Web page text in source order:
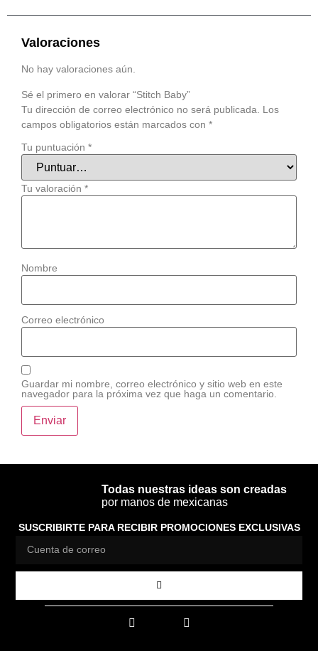
Valoraciones
No hay valoraciones aún.
Sé el primero en valorar “Stitch Baby”
Tu dirección de correo electrónico no será publicada.
Los
campos obligatorios están marcados con *
Tu puntuación *
Tu valoración *
Nombre
Correo electrónico
Guardar mi nombre, correo electrónico y sitio web en este
navegador para la próxima vez que haga un comentario.
Todas nuestras ideas son creadas
por manos de mexicanas
SUSCRIBIRTE PARA RECIBIR PROMOCIONES EXCLUSIVAS